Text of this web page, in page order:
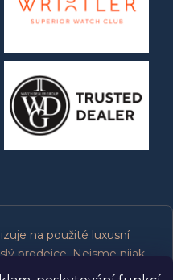
na použité luxusní
prodejce. Nejsme nijak
ani podporováni výrobci